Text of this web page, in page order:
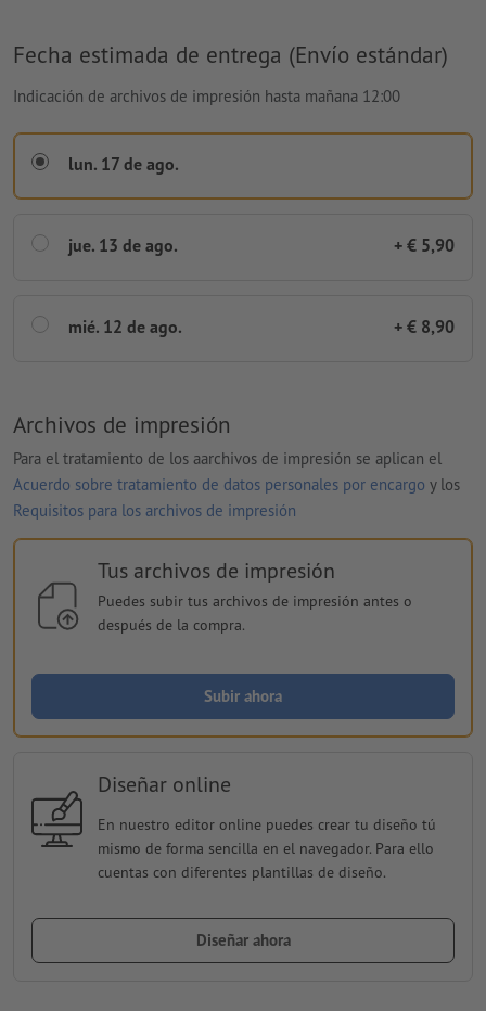
Fecha estimada de entrega (Envío estándar)
Indicación de archivos de impresión hasta mañana 12:00
lun. 17 de ago.
jue. 13 de ago. + € 5,90
mié. 12 de ago. + € 8,90
Archivos de impresión
Para el tratamiento de los aarchivos de impresión se aplican el
Acuerdo sobre tratamiento de datos personales por encargo y los
Requisitos para los archivos de impresión
Tus archivos de impresión
Puedes subir tus archivos de impresión antes o
después de la compra.
Subir ahora
Diseñar online
En nuestro editor online puedes crear tu diseño tú
mismo de forma sencilla en el navegador. Para ello
cuentas con diferentes plantillas de diseño.
Diseñar ahora